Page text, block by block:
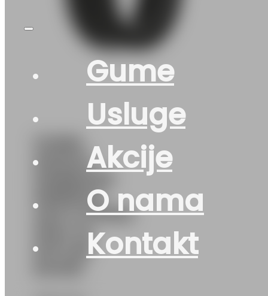
Gume
Usluge
Akcije
O nama
Kontakt
AS/SUV
KINERGY
4S2 X H750A
104V XL
DOT:26